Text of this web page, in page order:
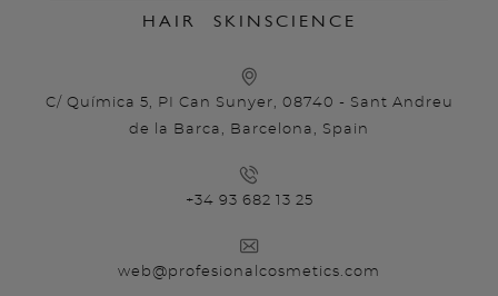
HAIR SKINSCIENCE
C/ Química 5, PI Can Sunyer, 08740 - Sant Andreu
de la Barca, Barcelona, Spain
+34 93 682 13 25
web@profesionalcosmetics.com